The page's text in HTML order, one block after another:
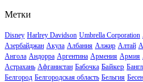
Метки
Disney Harlrey Davidson Umbrella Corporation
Азербайджан Акула Албания Алжир Алтай
Ангола Андорра Аргентина Армения Армия
Астрахань Афганистан Бабочка Байкер
Белгород Белгородская область Бельгия